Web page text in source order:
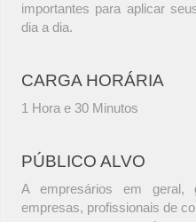
importantes para aplicar
dia a dia.
CARGA HORÁRIA
1 Hora e 30 Minutos
PÚBLICO ALVO
A empresários em geral,
empresas, profissionais de